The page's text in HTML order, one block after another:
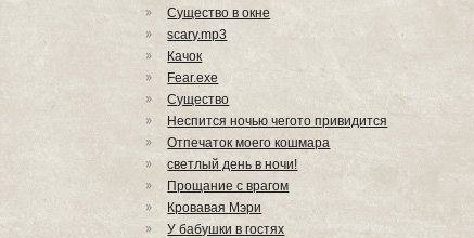
Существо в окне
scary.mp3
Качок
Fear.exe
Существо
Неспится ночью чегото привидится
Отпечаток моего кошмара
светлый день в ночи!
Прощание с врагом
Кровавая Мэри
У бабушки в гостях